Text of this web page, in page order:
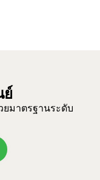
ย์
มาตรฐานระดับ